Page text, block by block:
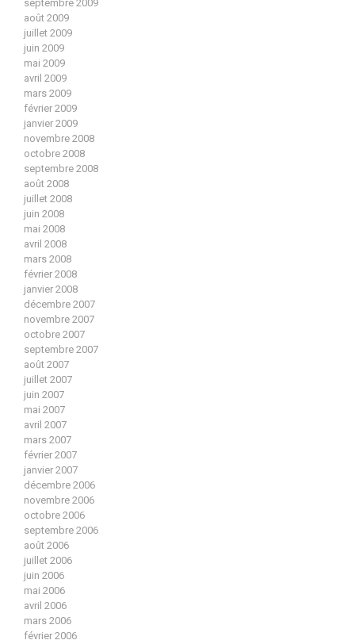
septembre 2009
août 2009
juillet 2009
juin 2009
mai 2009
avril 2009
mars 2009
février 2009
janvier 2009
novembre 2008
octobre 2008
septembre 2008
août 2008
juillet 2008
juin 2008
mai 2008
avril 2008
mars 2008
février 2008
janvier 2008
décembre 2007
novembre 2007
octobre 2007
septembre 2007
août 2007
juillet 2007
juin 2007
mai 2007
avril 2007
mars 2007
février 2007
janvier 2007
décembre 2006
novembre 2006
octobre 2006
septembre 2006
août 2006
juillet 2006
juin 2006
mai 2006
avril 2006
mars 2006
février 2006